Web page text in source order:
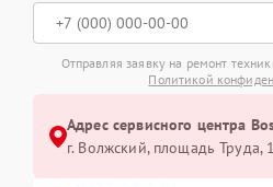
Отправляя заявку на ремонт
Политикой
Адрес сервисного центра
г. Волжский, площадь Труда,